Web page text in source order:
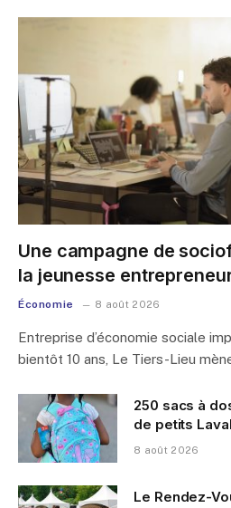
Une campagne de
la jeunesse
Économie 8 août 2026
Entreprise d’économie sociale
bientôt 10 ans, Le Tiers-Lieu
250 sacs à
de petits
8 août 2026
Le Rendez-